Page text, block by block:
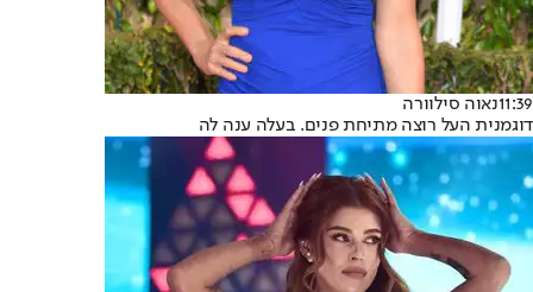
11:39נאוה סילוורה
דוגמנית העל רוצה מתיחת פנים. בעלה ענה לה